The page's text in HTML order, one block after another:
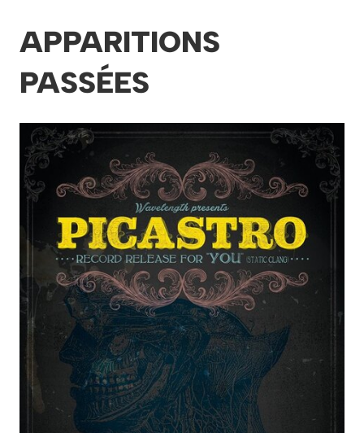
APPARITIONS
PASSÉES